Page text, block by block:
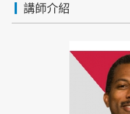
講師介紹